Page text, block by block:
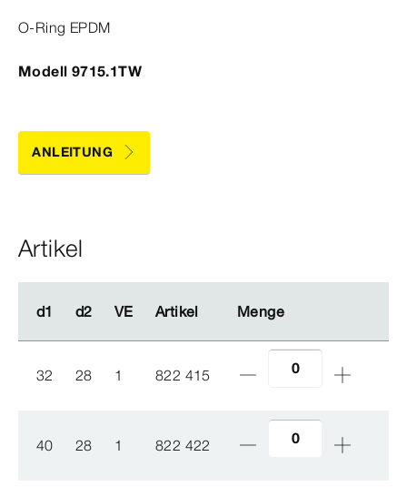
O-​Ring EPDM
Modell 9715.1TW
ANLEITUNG
Artikel
d1 d2 VE Artikel Menge
d1 d2 VE Artikel Menge
32 28 1 822 415
40 28 1 822 422